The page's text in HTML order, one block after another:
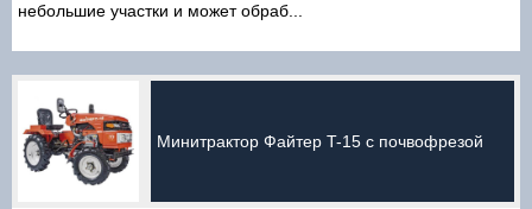
небольшие участки и может обраб...
Минитрактор Файтер T-15 с почвофрезой